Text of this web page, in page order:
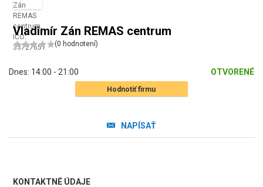
Vladimír Zán REMAS centrum
(0 hodnotení)
Dnes: 14:00 - 21:00 OTVORENÉ
Hodnotiť firmu
NAPÍSAŤ
KONTAKTNÉ ÚDAJE